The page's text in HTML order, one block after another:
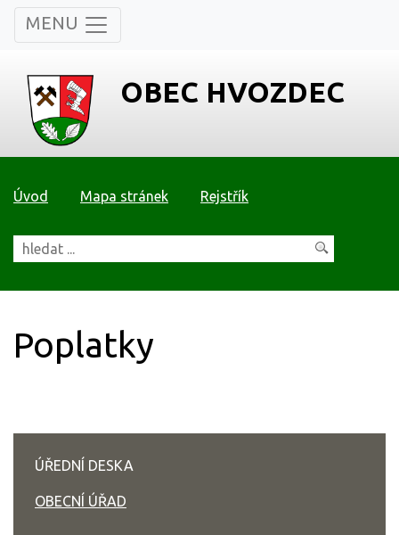
MENU
OBEC HVOZDEC
Úvod Mapa stránek Rejstřík
Poplatky
ÚŘEDNÍ DESKA
OBECNÍ ÚŘAD